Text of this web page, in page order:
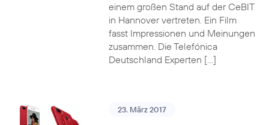
einem großen Stand auf der CeBIT
in Hannover vertreten. Ein Film
fasst Impressionen und Meinungen
zusammen. Die Telefónica
Deutschland Experten […]
23. März 2017